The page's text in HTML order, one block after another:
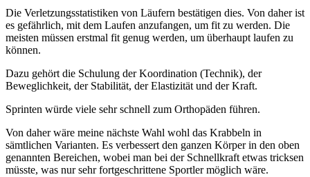
Die Verletzungsstatistiken von Läufern bestätigen dies. Von daher ist
es gefährlich, mit dem Laufen anzufangen, um fit zu werden. Die
meisten müssen erstmal fit genug werden, um überhaupt laufen zu
können.
Dazu gehört die Schulung der Koordination (Technik), der
Beweglichkeit, der Stabilität, der Elastizität und der Kraft.
Sprinten würde viele sehr schnell zum Orthopäden führen.
Von daher wäre meine nächste Wahl wohl das Krabbeln in
sämtlichen Varianten. Es verbessert den ganzen Körper in den oben
genannten Bereichen, wobei man bei der Schnellkraft etwas tricksen
müsste, was nur sehr fortgeschrittene Sportler möglich wäre.